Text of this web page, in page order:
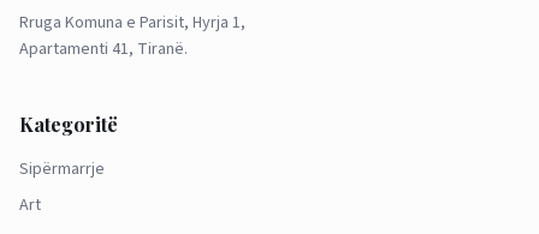
Rruga Komuna e Parisit, Hyrja 1,
Apartamenti 41, Tiranë.
Kategoritë
Sipërmarrje
Art